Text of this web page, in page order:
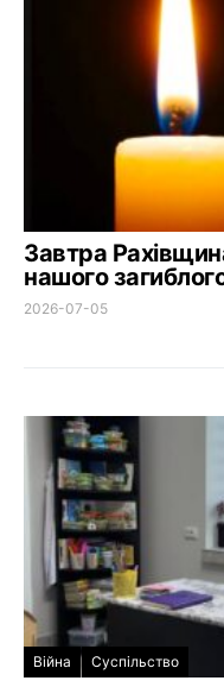
Завтра
нашого
2026-07-05
Війна Суспільство